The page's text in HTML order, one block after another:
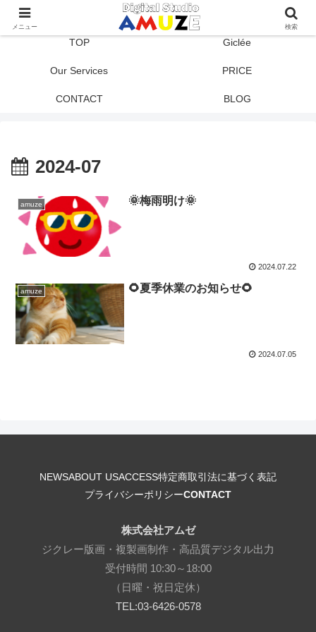
TOP Giclée
Our Services PRICE
CONTACT BLOG
2024-07
amuze 🌞梅雨明け🌞
2024.07.22
amuze 🌻夏季休業のお知らせ🌻
2024.07.05
NEWSABOUT USACCESS特定商取引法に基づく表記
プライバシーポリシーCONTACT
株式会社アムゼ
ジクレー版画・複製画制作・高品質デジタル出力
受付時間 10:30～18:00
（日曜・祝日定休）
TEL:03-6426-0578
メニュー 検索